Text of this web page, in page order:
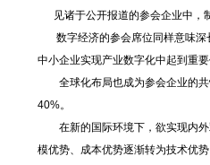
见诸于公开报道的参会企业中，
数字经济的参会席位同样意味深
中小企业实现产业数字化中起到重要
全球化布局也成为参会企业的共
40%。
在新的国际环境下，欲实现内外
模优势、成本优势逐渐转为技术优势